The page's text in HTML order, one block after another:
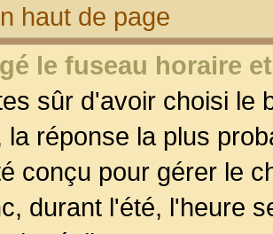
haut de page
le fuseau horaire
sûr d'avoir choisi le
la réponse la plus
conçu pour gérer le
durant l'été, l'heure